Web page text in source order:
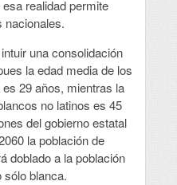
realidad permite
nacionales.
una consolidación
la edad media de los
29 años, mientras la
no latinos es 45
del gobierno estatal
la población de
doblado a la población
blanca.